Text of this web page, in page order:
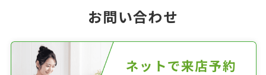
お問い合わせ
ネットで来店予約